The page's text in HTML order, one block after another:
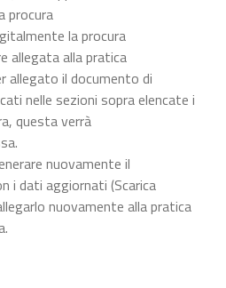
procura
la procura
allegata alla pratica
allegato il documento di
nelle sezioni sopra elencate i
questa verrà
nuovamente il
i dati aggiornati (Scarica
nuovamente alla pratica